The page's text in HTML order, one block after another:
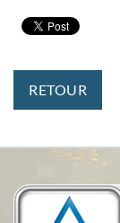
RETOUR